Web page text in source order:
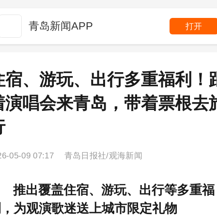
青岛新闻APP 打开
宿、游玩、出行多重福利！
演唱会来青岛，带着票根去
05-09 07:17 青岛日报社/观海新闻
推出覆盖住宿、游玩、出行等多重福
为观演歌迷送上城市限定礼物